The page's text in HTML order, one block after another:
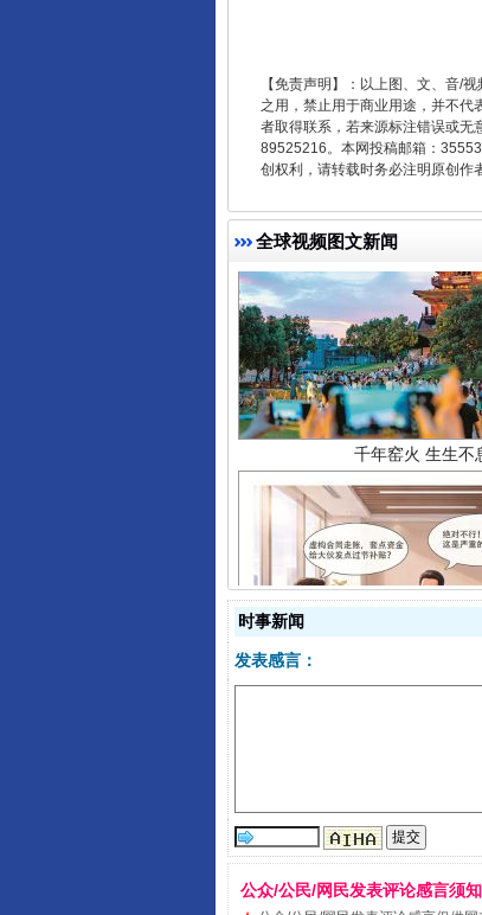
【免责声明】：以上图、文、音/
之用，禁止用于商业用途，并不
者取得联系，若来源标注错误或
89525216。本网投稿邮箱：
创权利，请转载时务必注明原创作
全球视频图文新闻
千年窑火 生生不
揭开“小金库”的免
时事新闻
发表感言：
公众/公民/网民发表评论感言须知